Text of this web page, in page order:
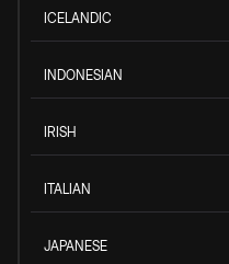
ICELANDIC
INDONESIAN
IRISH
ITALIAN
JAPANESE